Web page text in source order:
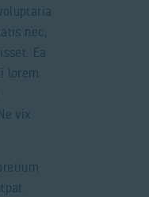
nec,
Ea
lorem
vix